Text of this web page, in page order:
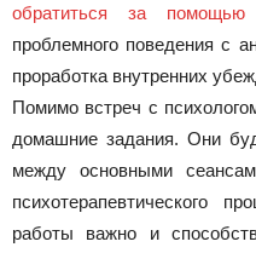
обратиться за помощью
проблемного поведения с
проработка внутренних
Помимо встреч с
домашние задания. Они
между основными
психотерапевтического
работы важно и